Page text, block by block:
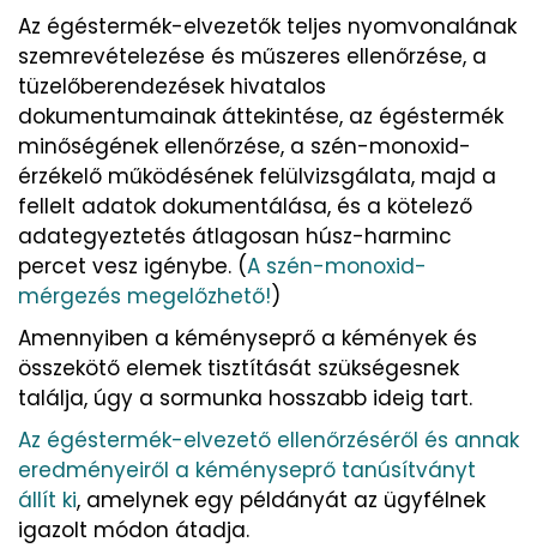
Az égéstermék-elvezetők teljes nyomvonalának
szemrevételezése és műszeres ellenőrzése, a
tüzelőberendezések hivatalos
dokumentumainak áttekintése, az égéstermék
minőségének ellenőrzése, a szén-monoxid-
érzékelő működésének felülvizsgálata, majd a
fellelt adatok dokumentálása, és a kötelező
adategyeztetés átlagosan húsz-harminc
percet vesz igénybe. (A szén-monoxid-
mérgezés megelőzhető!)
Amennyiben a kéményseprő a kémények és
összekötő elemek tisztítását szükségesnek
találja, úgy a sormunka hosszabb ideig tart.
Az égéstermék-elvezető ellenőrzéséről és annak
eredményeiről a kéményseprő tanúsítványt
állít ki, amelynek egy példányát az ügyfélnek
igazolt módon átadja.